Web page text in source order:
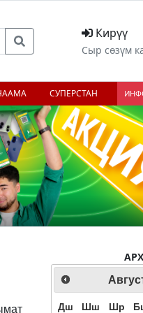
Кирүү
Сыр сөзүм
СУПЕРСТАН
Дш Шш Шр